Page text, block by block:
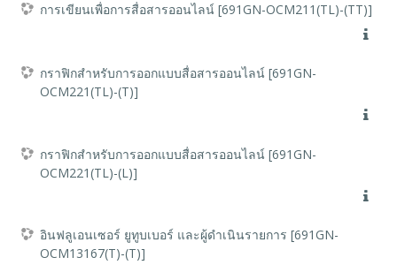
การเขียนเพื่อการสื่อสารออนไลน์ [691GN-OCM211(TL)-(TT)]
กราฟิกสำหรับการออกแบบสื่อสารออนไลน์ [691GN-
OCM221(TL)-(T)]
กราฟิกสำหรับการออกแบบสื่อสารออนไลน์ [691GN-
OCM221(TL)-(L)]
อินฟลูเอนเซอร์ ยูทูบเบอร์ และผู้ดำเนินรายการ [691GN-
OCM13167(T)-(T)]